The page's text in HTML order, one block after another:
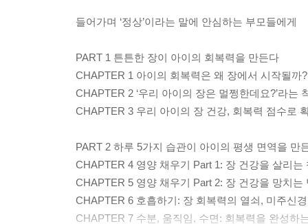
들어가며 ‘정상’이라는 말에 안심하는 부모들에게
PART 1 튼튼한 장이 아이의 회복력을 만든다
CHAPTER 1 아이의 회복력은 왜 장에서 시작될까?
CHAPTER 2 ‘우리 아이의 장은 멀쩡한데요?’라는
CHAPTER 3 우리 아이의 장 건강, 회복력 점수로
PART 2 하루 5가지 습관이 아이의 평생 면역을 만
CHAPTER 4 영양 채우기 Part 1: 장 건강을 살리는
CHAPTER 5 영양 채우기 Part 2: 장 건강을 망치는
CHAPTER 6 호흡하기: 장 회복력의 열쇠, 미주신
CHAPTER 7 수분, 움직임, 수면: 회복력을 완성하